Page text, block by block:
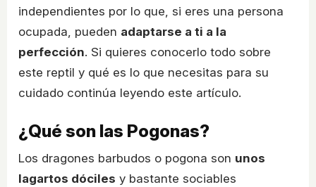
independientes por lo que, si eres una persona
ocupada, pueden adaptarse a ti a la
perfección. Si quieres conocerlo todo sobre
este reptil y qué es lo que necesitas para su
cuidado continúa leyendo este artículo.
¿Qué son las Pogonas?
Los dragones barbudos o pogona son unos
lagartos dóciles y bastante sociables